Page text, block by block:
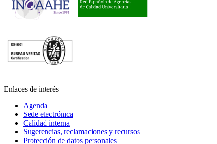
Enlaces de interés
Agenda
Sede electrónica
Calidad interna
Sugerencias, reclamaciones y recursos
Protección de datos personales